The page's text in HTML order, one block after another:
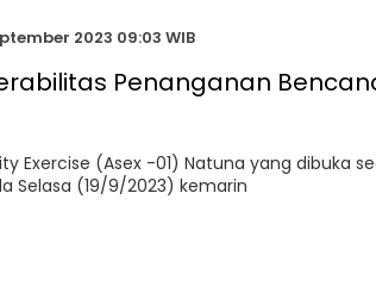
2023 09:03 WIB
Exercise (Asex -01) Natuna yang dibuka
Selasa (19/9/2023) kemarin